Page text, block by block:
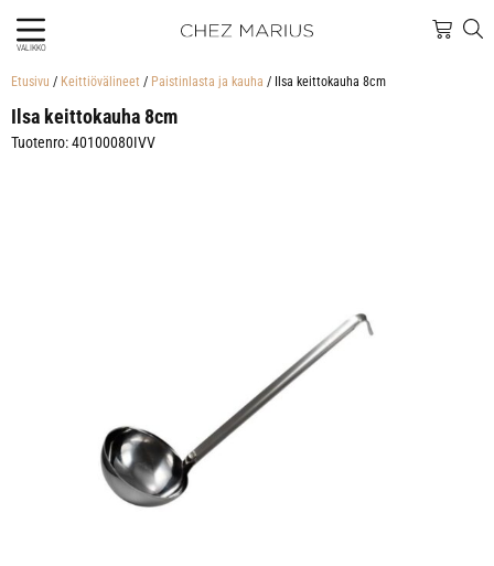
VALIKKO
Etusivu / Keittiövälineet / Paistinlasta ja kauha / Ilsa keittokauha 8cm
Ilsa keittokauha 8cm
Tuotenro: 40100080IVV